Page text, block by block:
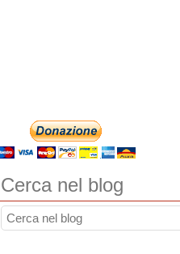
Cerca nel blog